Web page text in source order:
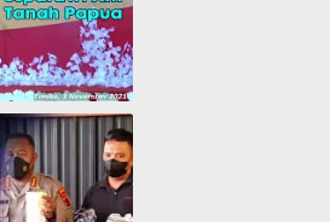
Cantika Manurung Raih Medali Emas di Pesparawi XIII se Tanah Papua